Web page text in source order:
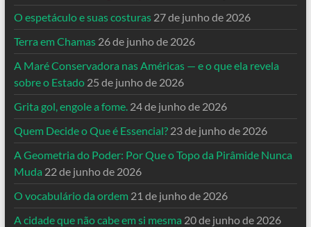
O espetáculo e suas costuras 27 de junho de 2026
Terra em Chamas 26 de junho de 2026
A Maré Conservadora nas Américas — e o que ela revela
sobre o Estado 25 de junho de 2026
Grita gol, engole a fome. 24 de junho de 2026
Quem Decide o Que é Essencial? 23 de junho de 2026
A Geometria do Poder: Por Que o Topo da Pirâmide Nunca
Muda 22 de junho de 2026
O vocabulário da ordem 21 de junho de 2026
A cidade que não cabe em si mesma 20 de junho de 2026